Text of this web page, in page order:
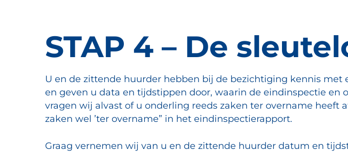
STAP 4 – De
U en de zittende huurder hebben bij de bezichtiging kennis
en geven u data en tijdstippen door, waarin de eindinspectie
vragen wij alvast of u onderling reeds zaken ter overname heeft
zaken wel ’ter overname” in het eindinspectierapport.
Graag vernemen wij van u en de zittende huurder datum en